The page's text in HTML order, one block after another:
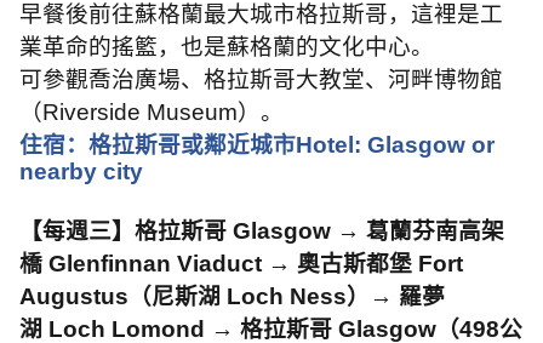
早餐後前往蘇格蘭最大城市格拉斯哥，這裡是工
業革命的搖籃，也是蘇格蘭的文化中心。
可參觀喬治廣場、格拉斯哥大教堂、河畔博物館
（Riverside Museum）。
住宿：格拉斯哥或鄰近城市Hotel: Glasgow or
nearby city
【每週三】格拉斯哥 Glasgow → 葛蘭芬南高架
橋Glenfinnan Viaduct → 奧古斯都堡 Fort
Augustus （尼斯湖 Loch Ness） → 羅夢
湖 Loch Lomond → 格拉斯哥 Glasgow （498公